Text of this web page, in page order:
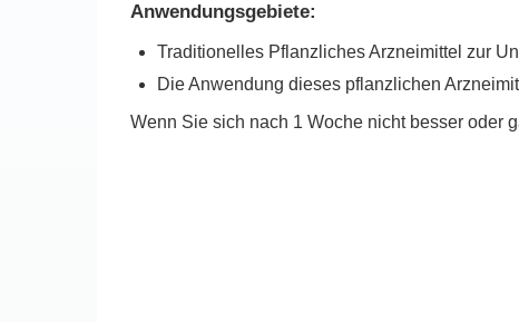
Anwendungsgebiete:
Traditionelles Pflanzliches Arzneimittel zur
Die Anwendung dieses pflanzlichen
Wenn Sie sich nach 1 Woche nicht besser oder